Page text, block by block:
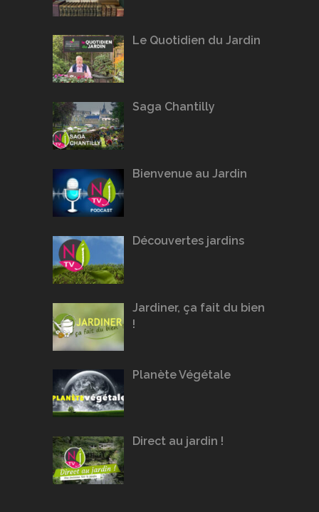
Le Quotidien du Jardin
Saga Chantilly
Bienvenue au Jardin
Découvertes jardins
Jardiner, ça fait du bien
!
Planète Végétale
Direct au jardin !